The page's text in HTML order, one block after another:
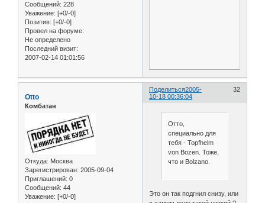
Сообщений: 228
Уважение: [+0/-0]
Позитив: [+0/-0]
Провел на форуме:
Не определено
Последний визит:
2007-02-14 01:01:56
Поделиться 32
2005-
10-18 00:36:04
Otto
Комбатан
Откуда: Москва
Зарегистрирован: 2005-09-04
Приглашений: 0
Сообщений: 44
Уважение: [+0/-0]
Отто,
специально для
тебя - Topfhelm
von Bozen. Тоже,
что и Bolzano.
Это он так подгнил снизу, или